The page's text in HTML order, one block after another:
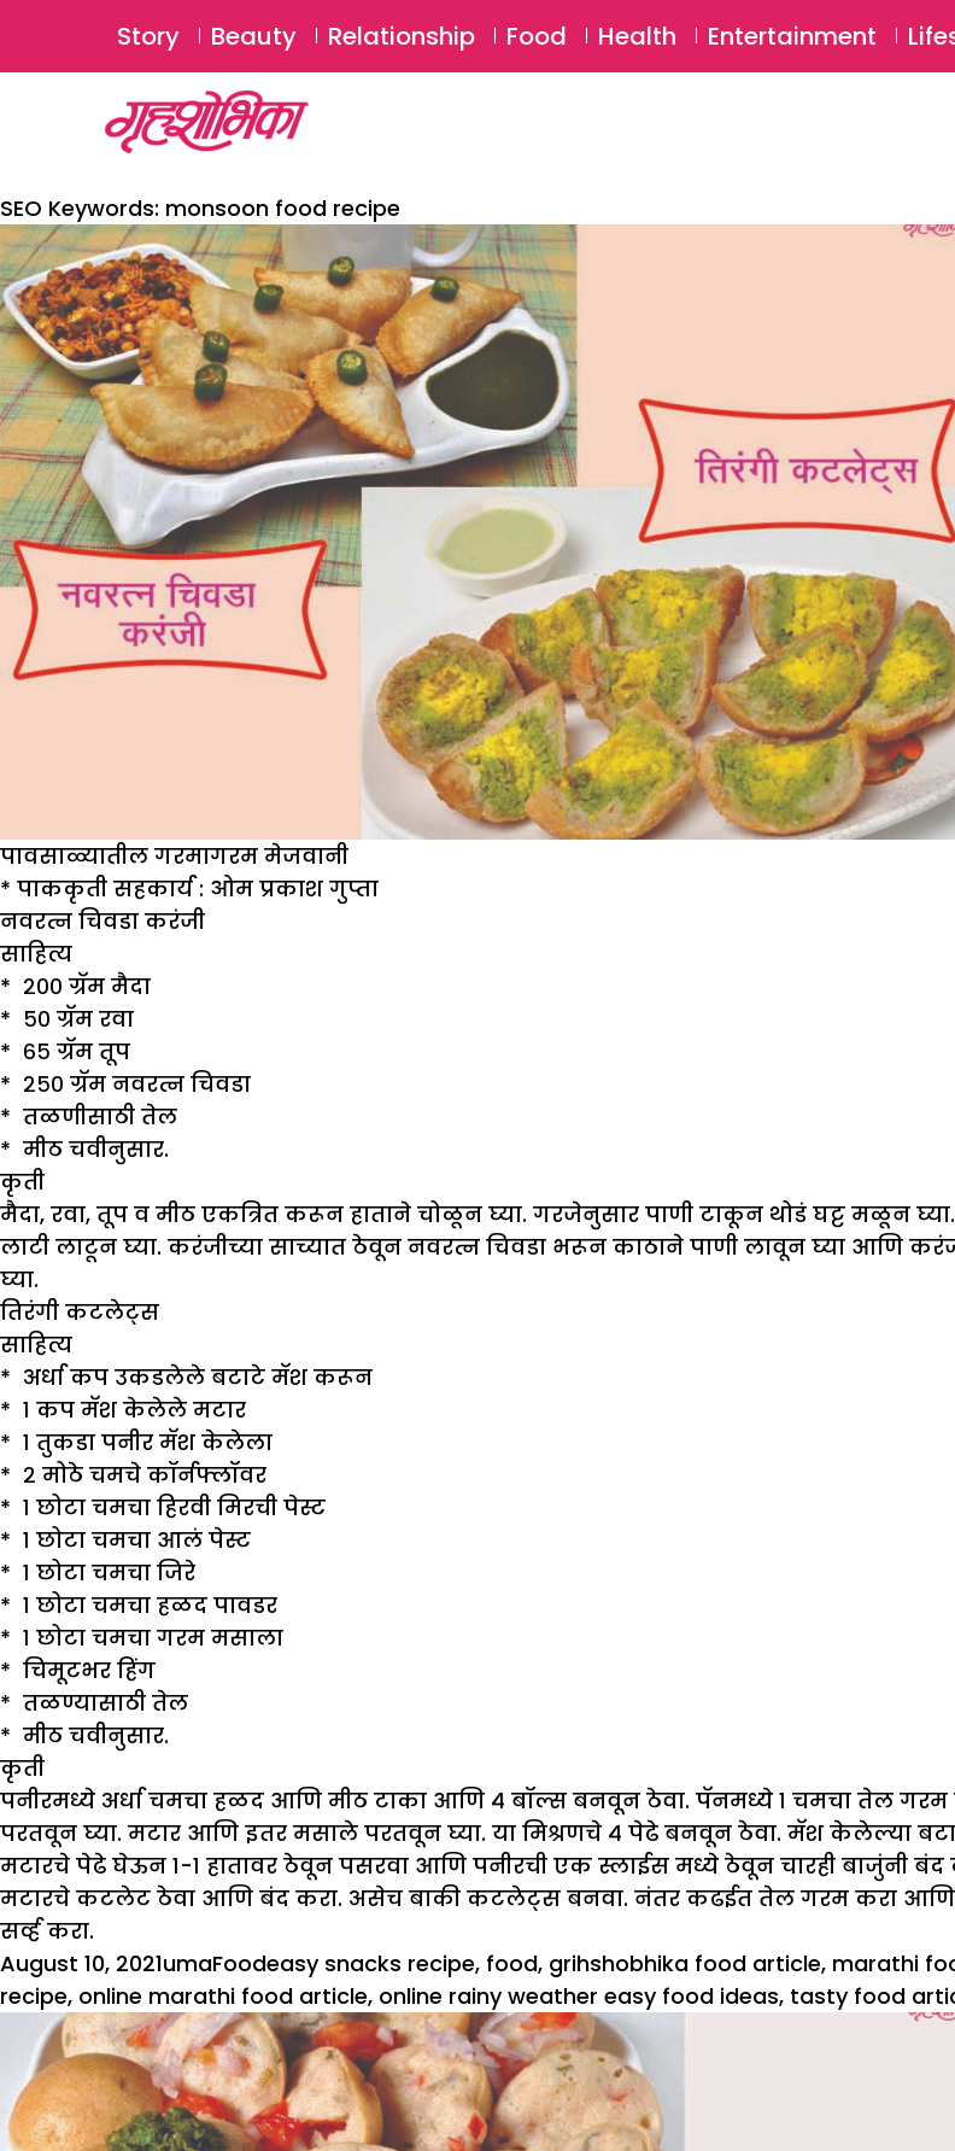
Story Beauty Relationship Food Health Entertainment
SEO Keywords: monsoon food recipe
पावसाळ्यातील गरमागरम मेजवानी
* पाककृती सहकार्य : ओम प्रकाश गुप्ता
नवरत्न चिवडा करंजी
साहित्य
* २०० ग्रॅम मैदा
* ५० ग्रॅम रवा
* ६५ ग्रॅम तूप
* २५० ग्रॅम नवरत्न चिवडा
* तळणीसाठी तेल
* मीठ चवीनुसार.
कृती
मैदा, रवा, तूप व मीठ एकत्रित करून हाताने चोळून घ्या. गरजेनुसार पाणी टाकून थोडं घट्ट मळून
लाटी लाटून घ्या. करंजीच्या साच्यात ठेवून नवरत्न चिवडा भरून काठाने पाणी लावून घ्या
घ्या.
तिरंगी कटलेट्स
साहित्य
* अर्धा कप उकडलेले बटाटे मॅश करून
* १ कप मॅश केलेले मटार
* १ तुकडा पनीर मॅश केलेला
* २ मोठे चमचे कॉर्नफ्लॉवर
* १ छोटा चमचा हिरवी मिरची पेस्ट
* १ छोटा चमचा आलं पेस्ट
* १ छोटा चमचा जिरे
* १ छोटा चमचा हळद पावडर
* १ छोटा चमचा गरम मसाला
* चिमूटभर हिंग
* तळण्यासाठी तेल
* मीठ चवीनुसार.
कृती
पनीरमध्ये अर्धा चमचा हळद आणि मीठ टाका आणि ४ बॉल्स बनवून ठेवा. पॅनमध्ये १ चमचा तेल
परतवून घ्या. मटार आणि इतर मसाले परतवून घ्या. या मिश्रणचे ४ पेढे बनवून ठेवा. मॅश केलेल्या
मटारचे पेढे घेऊन १-१ हातावर ठेवून पसरवा आणि पनीरची एक स्लाईस मध्ये ठेवून चारही बाजुंनी
मटारचे कटलेट ठेवा आणि बंद करा. असेच बाकी कटलेट्स बनवा. नंतर कढईत तेल गरम करा आणि
सर्व्ह करा.
Posted
on
August 10, 2021Author
umaCategories
FoodTags
easy snacks recipe, food, grihshobhika food article, marathi
recipe, online marathi food article, online rainy weather easy food ideas, tasty food